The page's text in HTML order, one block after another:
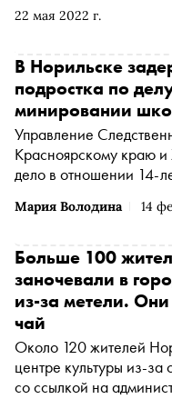
22 мая 2022 г.
Мария Володина 14
В Норильске
подростка по
минировании
Управление
Красноярскому краю и
дело в отношении 14-
заведомо ложном
Школьник задержан
Больше 100
заночевали в
из-за метели.
чай
Около 120 жителей
центре культуры из-за сильной
со ссылкой на